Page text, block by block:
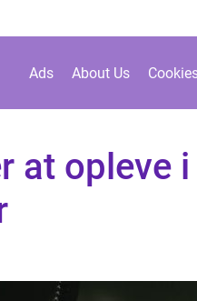
Ads About Us
at opleve